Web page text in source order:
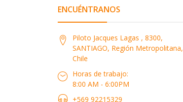
ENCUÉNTRANOS
Piloto Jacques Lagas , 8300,
SANTIAGO, Región Metropolitana,
Chile
Horas de trabajo:
8:00 AM - 6:00PM
+569 92215329